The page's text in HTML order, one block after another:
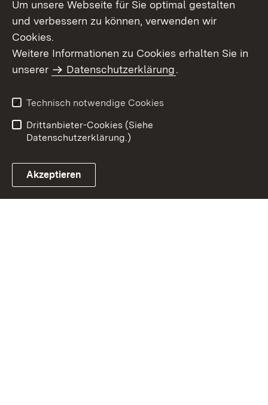
Benutzungshinweise
Erklärung zur
Um unsere Webseite für Sie optimal gestalten
und verbessern zu können, verwenden wir
Cookies.
Weitere Informationen zu Cookies erhalten Sie in
unserer
Datenschutzerklärung.
Technisch notwendige Cookies
Drittanbieter-Cookies (Siehe
Datenschutzerklärung.)
Akzeptieren